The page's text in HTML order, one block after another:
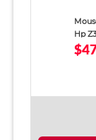
Hp
Gris